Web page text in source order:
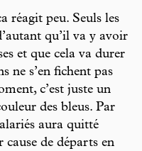
réagit peu. Seuls les
qu’il va y avoir
et que cela va durer
ne s’en fichent pas
c’est juste un
des bleus. Par
aura quitté
cause de départs en